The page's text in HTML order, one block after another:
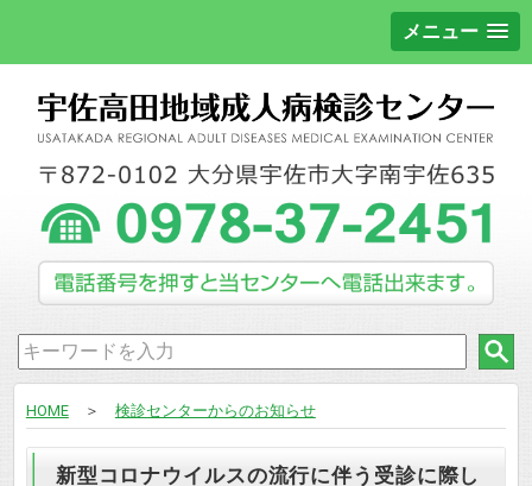
メニュー
HOME＞ 検診センターからのお知らせ
新型コロナウイルスの流行に伴う受診に際し